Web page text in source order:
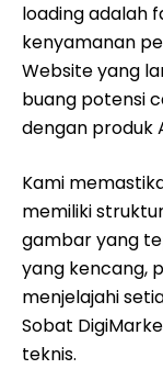
loading adalah
kenyamanan
Website yang
buang potensi
dengan produk
Kami
memiliki
gambar yang
yang kencang,
menjelajahi
Sobat
teknis.